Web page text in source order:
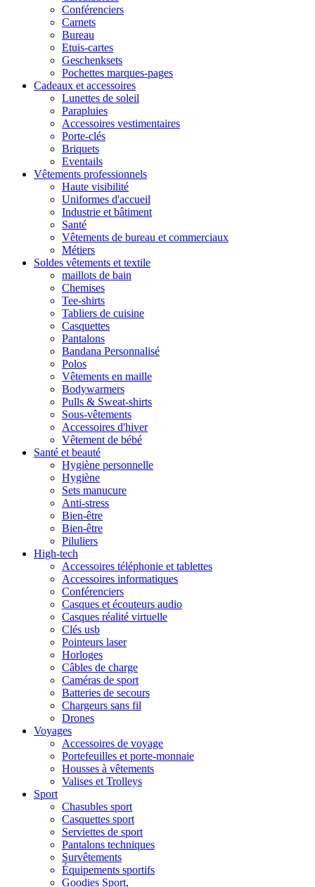
Conférenciers
Carnets
Bureau
Etuis-cartes
Geschenksets
Pochettes marques-pages
Cadeaux et accessoires
Lunettes de soleil
Parapluies
Accessoires vestimentaires
Porte-clés
Briquets
Eventails
Vêtements professionnels
Haute visibilité
Uniformes d'accueil
Industrie et bâtiment
Santé
Vêtements de bureau et commerciaux
Métiers
Soldes vêtements et textile
maillots de bain
Chemises
Tee-shirts
Tabliers de cuisine
Casquettes
Pantalons
Bandana Personnalisé
Polos
Vêtements en maille
Bodywarmers
Pulls & Sweat-shirts
Sous-vêtements
Accessoires d'hiver
Vêtement de bébé
Santé et beauté
Hygiène personnelle
Hygiène
Sets manucure
Anti-stress
Bien-être
Bien-être
Piluliers
High-tech
Accessoires téléphonie et tablettes
Accessoires informatiques
Conférenciers
Casques et écouteurs audio
Casques réalité virtuelle
Clés usb
Pointeurs laser
Horloges
Câbles de charge
Caméras de sport
Batteries de secours
Chargeurs sans fil
Drones
Voyages
Accessoires de voyage
Portefeuilles et porte-monnaie
Housses à vêtements
Valises et Trolleys
Sport
Chasubles sport
Casquettes sport
Serviettes de sport
Pantalons techniques
Survêtements
Équipements sportifs
Goodies Sport,